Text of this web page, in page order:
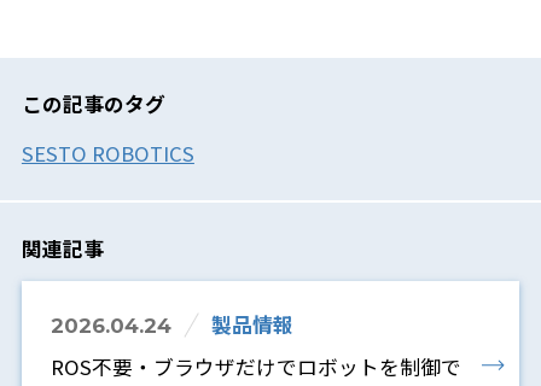
この記事のタグ
SESTO ROBOTICS
関連記事
2026.04.24
製品情報
ROS不要・ブラウザだけでロボットを制御で